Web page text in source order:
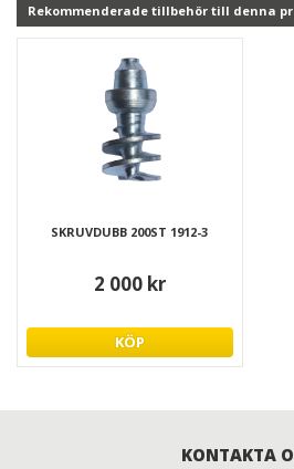
Rekommenderade tillbehör till denna
SKRUVDUBB 200ST 1912-3
2 000 kr
KÖP
KONTAKTA